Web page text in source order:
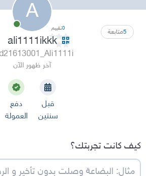
A
5متابعة 0تقييم
ali1111ikkk
آخر ظهور الآن
قبل
سنتين
دفع
العمولة
كيف كانت تجربتك؟